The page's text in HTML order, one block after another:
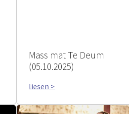
Mass mat Te Deum
(05.10.2025)
liesen >